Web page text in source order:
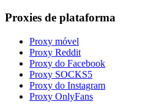
Proxies de plataforma
Proxy móvel
Proxy Reddit
Proxy do Facebook
Proxy SOCKS5
Proxy do Instagram
Proxy OnlyFans